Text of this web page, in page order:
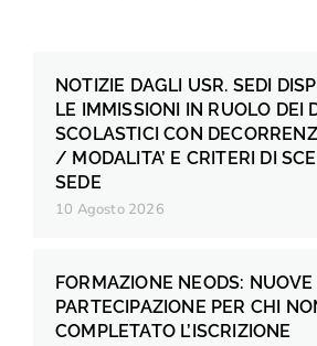
NOTIZIE DAGLI USR. SEDI
LE IMMISSIONI IN RUOLO DEI
SCOLASTICI CON
/ MODALITA’ E CRITERI DI
SEDE
10 Agosto 2026
FORMAZIONE NEODS:
PARTECIPAZIONE PER CHI
COMPLETATO L’ISCRIZIONE